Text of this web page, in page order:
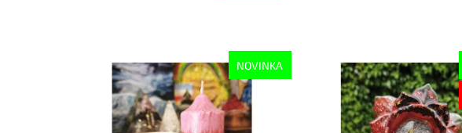
NOVINKA
Dostupnost:
Skladem
10668
Dostupnost:
Vyprodáno
10667